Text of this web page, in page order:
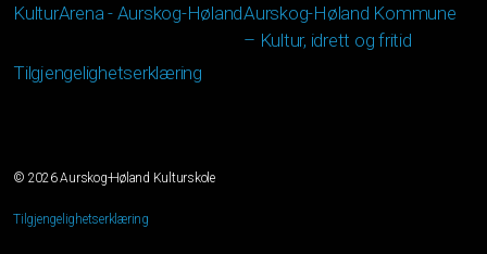
KulturArena - Aurskog-HølandAurskog-Høland Kommune
– Kultur, idrett og fritid
Tilgjengelighetserklæring
© 2026 Aurskog-Høland Kulturskole
Tilgjengelighetserklæring